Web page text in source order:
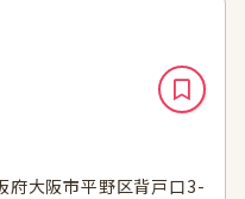
府大阪市平野区背戸口3-